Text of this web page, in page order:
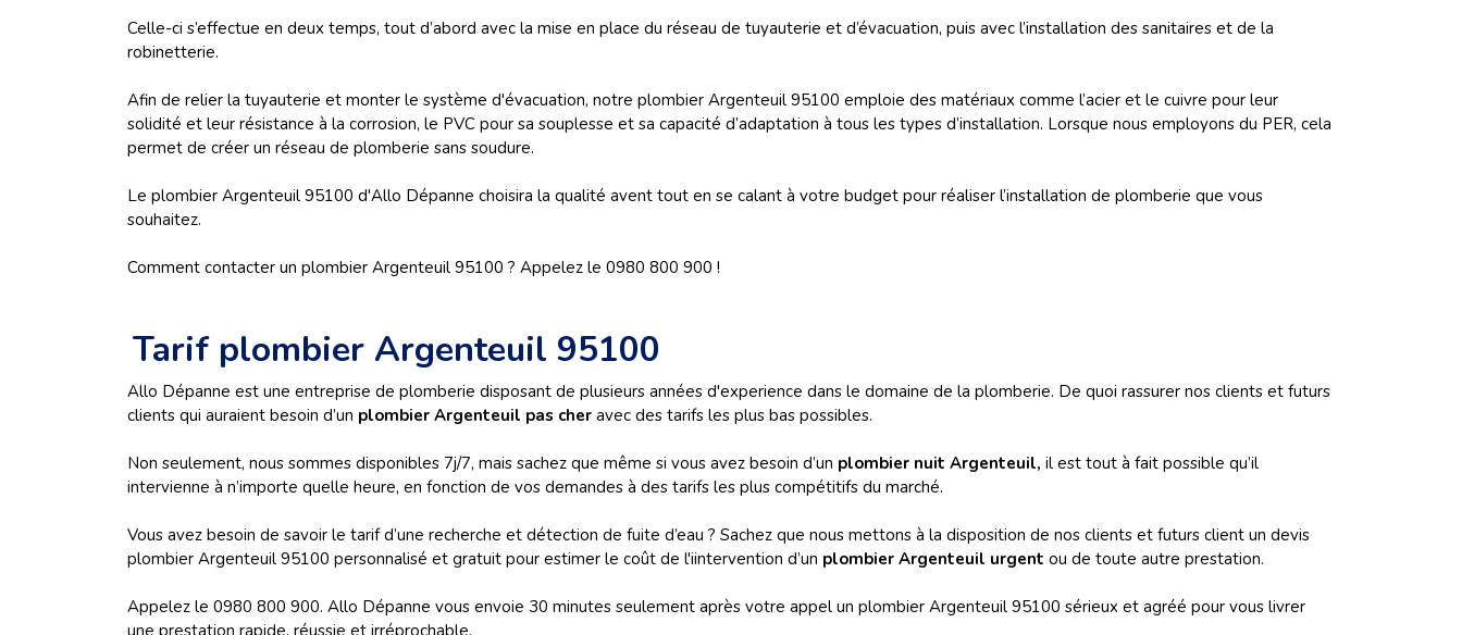
Celle-ci s’effectue en deux temps, tout d’abord avec la mise en place du réseau de tuyauterie et d’évacuation, puis avec l’installation des sanitaires et de la
robinetterie.
Afin de relier la tuyauterie et monter le système d'évacuation, notre plombier Argenteuil 95100 emploie des matériaux comme l’acier et le cuivre pour leur
solidité et leur résistance à la corrosion, le PVC pour sa souplesse et sa capacité d’adaptation à tous les types d’installation. Lorsque nous employons du PER, cela
permet de créer un réseau de plomberie sans soudure.
Le plombier Argenteuil 95100 d'Allo Dépanne choisira la qualité avent tout en se calant à votre budget pour réaliser l’installation de plomberie que vous
souhaitez.
Comment contacter un plombier Argenteuil 95100 ? Appelez le 0980 800 900 !
Tarif plombier Argenteuil 95100
Allo Dépanne est une entreprise de plomberie disposant de plusieurs années d'experience dans le domaine de la plomberie. De quoi rassurer nos clients et futurs
clients qui auraient besoin d’un plombier Argenteuil pas cher avec des tarifs les plus bas possibles.
Non seulement, nous sommes disponibles 7j/7, mais sachez que même si vous avez besoin d’un plombier nuit Argenteuil, il est tout à fait possible qu’il
intervienne à n’importe quelle heure, en fonction de vos demandes à des tarifs les plus compétitifs du marché.
Vous avez besoin de savoir le tarif d’une recherche et détection de fuite d’eau ? Sachez que nous mettons à la disposition de nos clients et futurs client un devis
plombier Argenteuil 95100 personnalisé et gratuit pour estimer le coût de l'iintervention d’un plombier Argenteuil urgent ou de toute autre prestation.
Appelez le 0980 800 900. Allo Dépanne vous envoie 30 minutes seulement après votre appel un plombier Argenteuil 95100 sérieux et agréé pour vous livrer
une prestation rapide, réussie et irréprochable.